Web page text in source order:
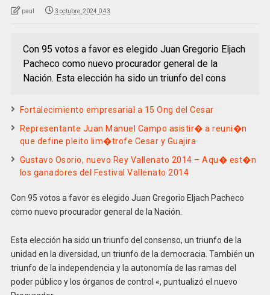
paul 3 octubre, 2024 0:43
Con 95 votos a favor es elegido Juan Gregorio Eljach
Pacheco como nuevo procurador general de la
Nación. Esta elección ha sido un triunfo del cons
Fortalecimiento empresarial a 15 Ong del Cesar
Representante Juan Manuel Campo asistir� a reuni�n
que define pleito lim�trofe Cesar y Guajira
Gustavo Osorio, nuevo Rey Vallenato 2014 – Aqu� est�n
los ganadores del Festival Vallenato 2014
Con 95 votos a favor es elegido Juan Gregorio Eljach Pacheco
como nuevo procurador general de la Nación.
Esta elección ha sido un triunfo del consenso, un triunfo de la
unidad en la diversidad, un triunfo de la democracia. También un
triunfo de la independencia y la autonomía de las ramas del
poder público y los órganos de control «, puntualizó el nuevo